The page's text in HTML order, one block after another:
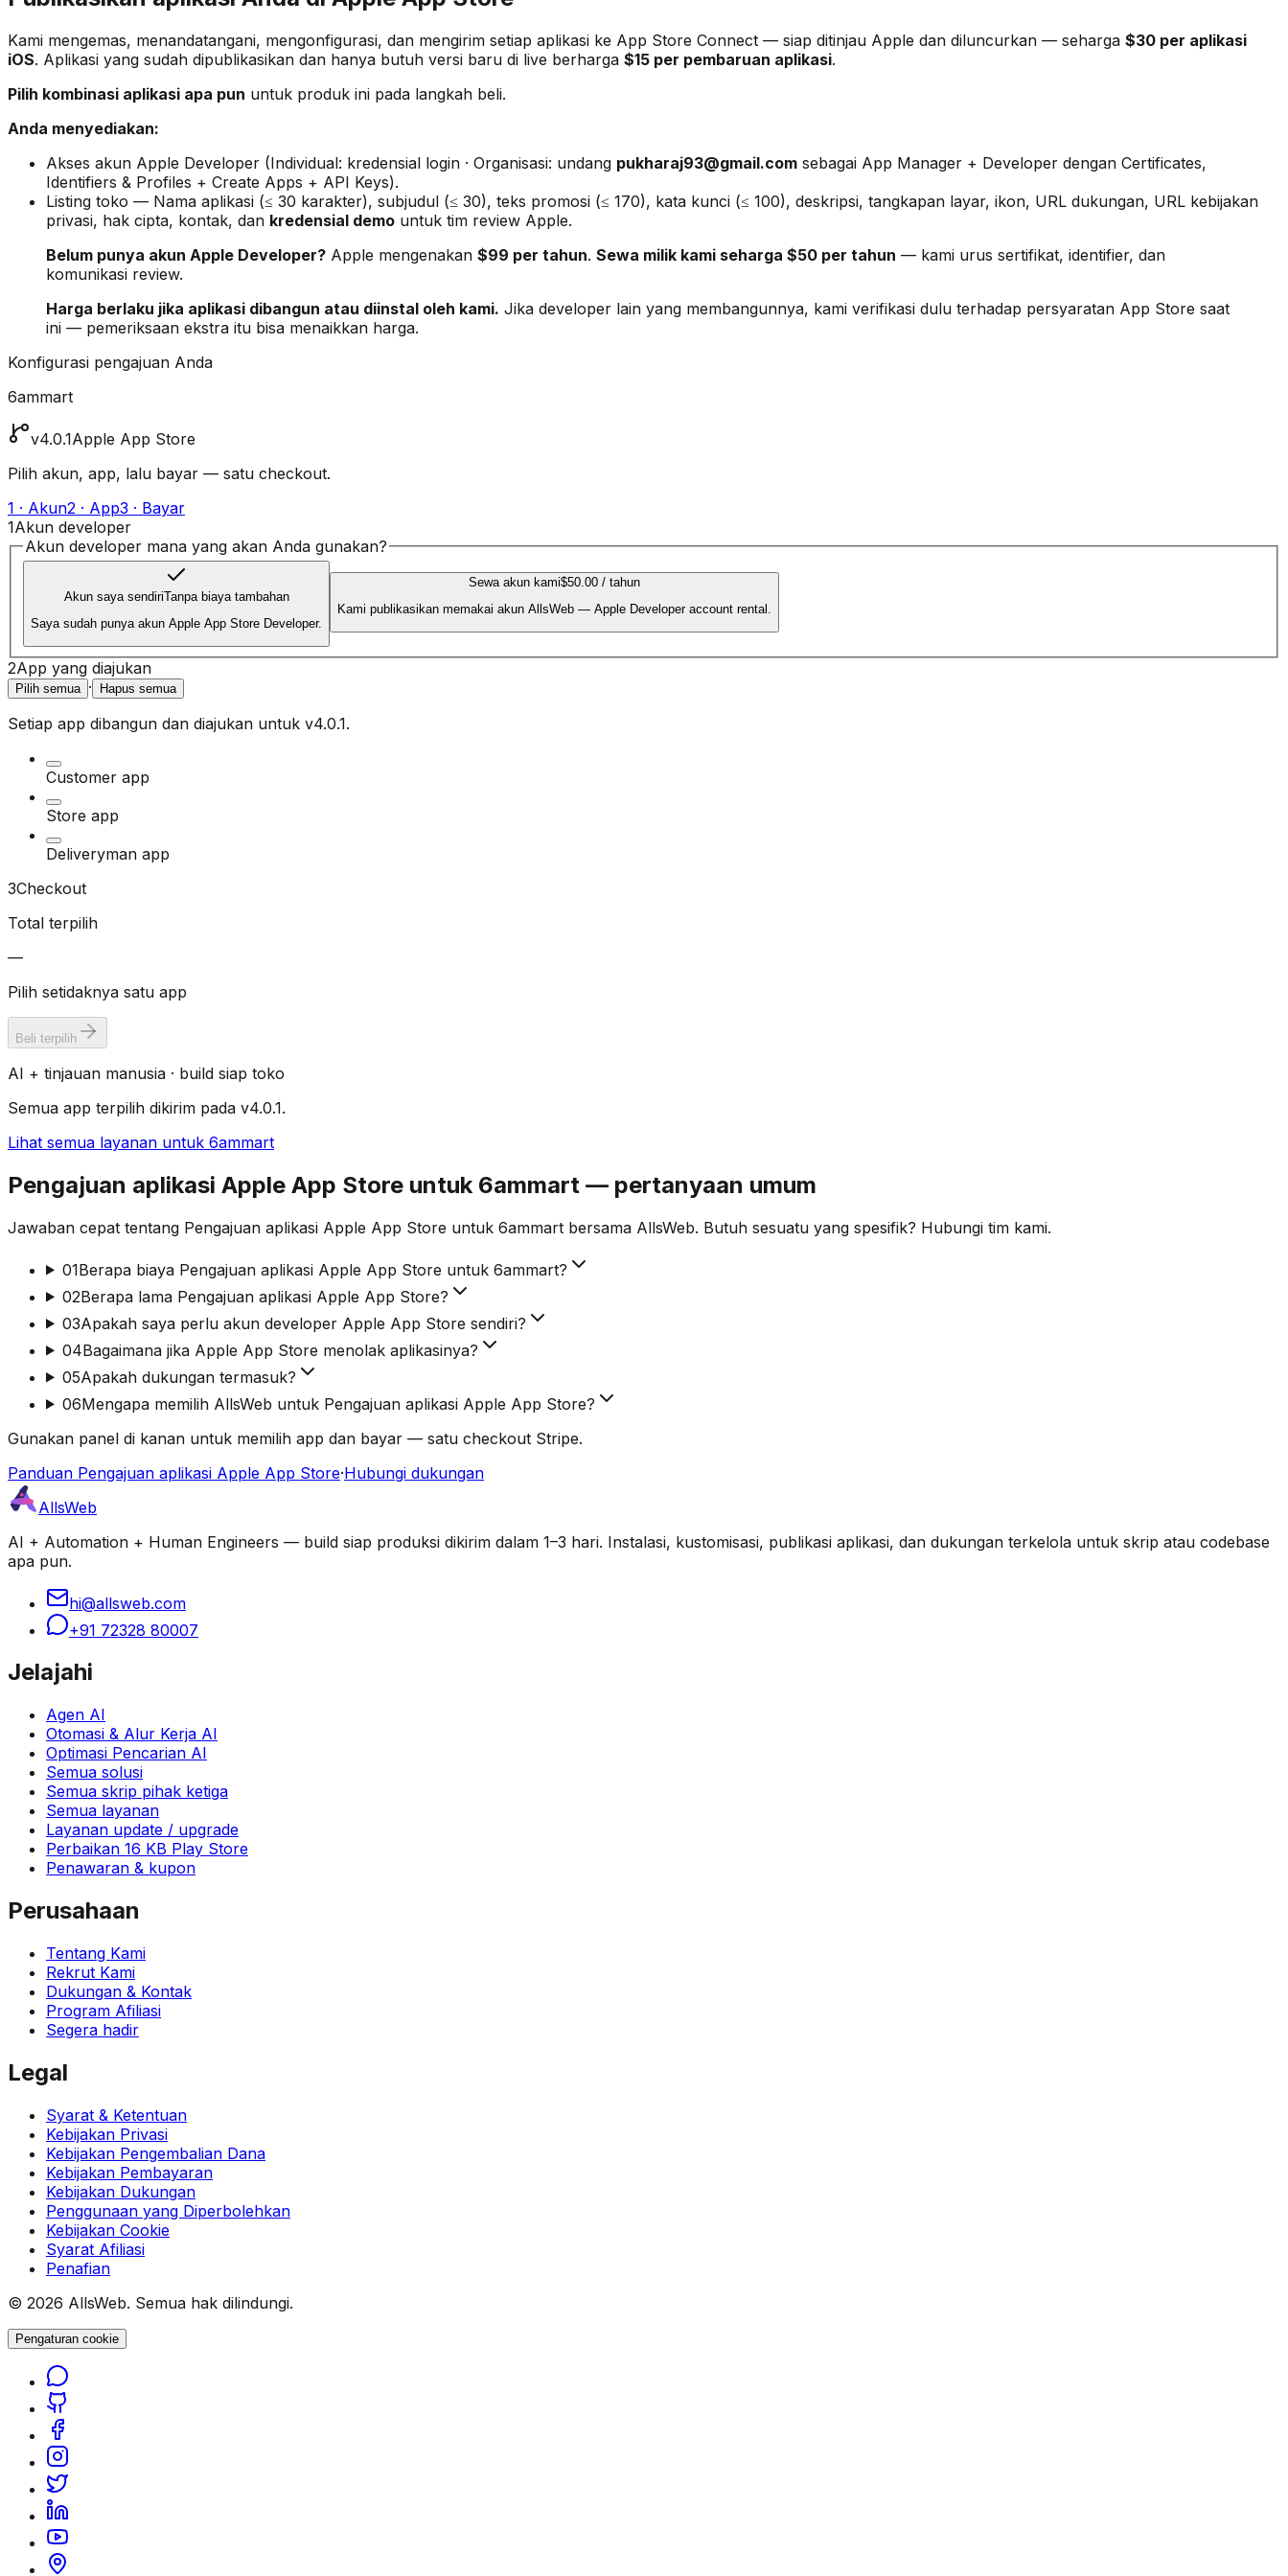
Kami mengemas, menandatangani, mengonfigurasi, dan mengirim setiap aplikasi ke App Store Connect — siap ditinjau Apple dan diluncurkan — seharga $30 per aplikasi
iOS. Aplikasi yang sudah dipublikasikan dan hanya butuh versi baru di live berharga $15 per pembaruan aplikasi.
Pilih kombinasi aplikasi apa pun untuk produk ini pada langkah beli.
Anda menyediakan:
Akses akun Apple Developer (Individual: kredensial login · Organisasi: undang pukharaj93@gmail.com sebagai App Manager + Developer dengan Certificates,
Identifiers & Profiles + Create Apps + API Keys).
Listing toko — Nama aplikasi (≤ 30 karakter), subjudul (≤ 30), teks promosi (≤ 170), kata kunci (≤ 100), deskripsi, tangkapan layar, ikon, URL dukungan, URL kebijakan
privasi, hak cipta, kontak, dan kredensial demo untuk tim review Apple.
Belum punya akun Apple Developer? Apple mengenakan $99 per tahun. Sewa milik kami seharga $50 per tahun — kami urus sertifikat, identifier, dan
komunikasi review.
Harga berlaku jika aplikasi dibangun atau diinstal oleh kami. Jika developer lain yang membangunnya, kami verifikasi dulu terhadap persyaratan App Store saat
ini — pemeriksaan ekstra itu bisa menaikkan harga.
Konfigurasi pengajuan Anda
6ammart
v4.0.1Apple App Store
Pilih akun, app, lalu bayar — satu checkout.
1 · Akun2 · App3 · Bayar
1Akun developer
Akun developer mana yang akan Anda gunakan?
Akun saya sendiriTanpa biaya tambahan
Saya sudah punya akun Apple App Store Developer.
Sewa akun kami$50.00 / tahun
Kami publikasikan memakai akun AllsWeb — Apple Developer account rental.
2App yang diajukan
Pilih semua · Hapus semua
Setiap app dibangun dan diajukan untuk v4.0.1.
Customer app
Store app
Deliveryman app
3Checkout
Total terpilih
—
Pilih setidaknya satu app
Beli terpilih
AI + tinjauan manusia · build siap toko
Semua app terpilih dikirim pada v4.0.1.
Lihat semua layanan untuk 6ammart
Pengajuan aplikasi Apple App Store untuk 6ammart — pertanyaan umum
Jawaban cepat tentang Pengajuan aplikasi Apple App Store untuk 6ammart bersama AllsWeb. Butuh sesuatu yang spesifik? Hubungi tim kami.
01Berapa biaya Pengajuan aplikasi Apple App Store untuk 6ammart?
02Berapa lama Pengajuan aplikasi Apple App Store?
03Apakah saya perlu akun developer Apple App Store sendiri?
04Bagaimana jika Apple App Store menolak aplikasinya?
05Apakah dukungan termasuk?
06Mengapa memilih AllsWeb untuk Pengajuan aplikasi Apple App Store?
Gunakan panel di kanan untuk memilih app dan bayar — satu checkout Stripe.
Panduan Pengajuan aplikasi Apple App Store·Hubungi dukungan
AllsWeb
AI + Automation + Human Engineers — build siap produksi dikirim dalam 1–3 hari. Instalasi, kustomisasi, publikasi aplikasi, dan dukungan terkelola untuk skrip atau codebase
apa pun.
hi@allsweb.com
+91 72328 80007
Jelajahi
Agen AI
Otomasi & Alur Kerja AI
Optimasi Pencarian AI
Semua solusi
Semua skrip pihak ketiga
Semua layanan
Layanan update / upgrade
Perbaikan 16 KB Play Store
Penawaran & kupon
Perusahaan
Tentang Kami
Rekrut Kami
Dukungan & Kontak
Program Afiliasi
Segera hadir
Legal
Syarat & Ketentuan
Kebijakan Privasi
Kebijakan Pengembalian Dana
Kebijakan Pembayaran
Kebijakan Dukungan
Penggunaan yang Diperbolehkan
Kebijakan Cookie
Syarat Afiliasi
Penafian
© 2026 AllsWeb. Semua hak dilindungi.
Pengaturan cookie